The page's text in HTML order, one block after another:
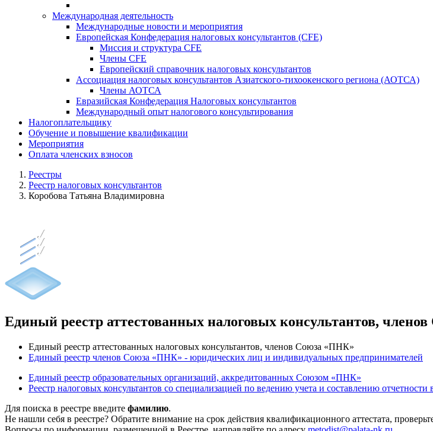
Международная деятельность
Международные новости и мероприятия
Европейская Конфедерация налоговых консультантов (CFE)
Миссия и структура CFE
Члены CFE
Европейский справочник налоговых консультантов
Ассоциация налоговых консультантов Азиатского-тихоокенского региона (АОТСА)
Члены АОТСА
Евразийская Конфедерация Налоговых консультантов
Международный опыт налогового консультирования
Налогоплательщику
Обучение и повышение квалификации
Мероприятия
Оплата членских взносов
Реестры
Реестр налоговых консультантов
Коробова Татьяна Владимировна
Единый реестр аттестованных налоговых консультантов,
Единый реестр аттестованных налоговых консультантов, членов Союза «ПНК»
Единый реестр членов Союза «ПНК» - юридических лиц и индивидуальных предпринимателей
Единый реестр образовательных организаций, аккредитованных Союзом «ПНК»
Реестр налоговых консультантов со специализацией по ведению учета и составлению отчетности
Для поиска в реестре введите фамилию.
Не нашли себя в реестре? Обратите внимание на срок действия квалификационного аттестата,